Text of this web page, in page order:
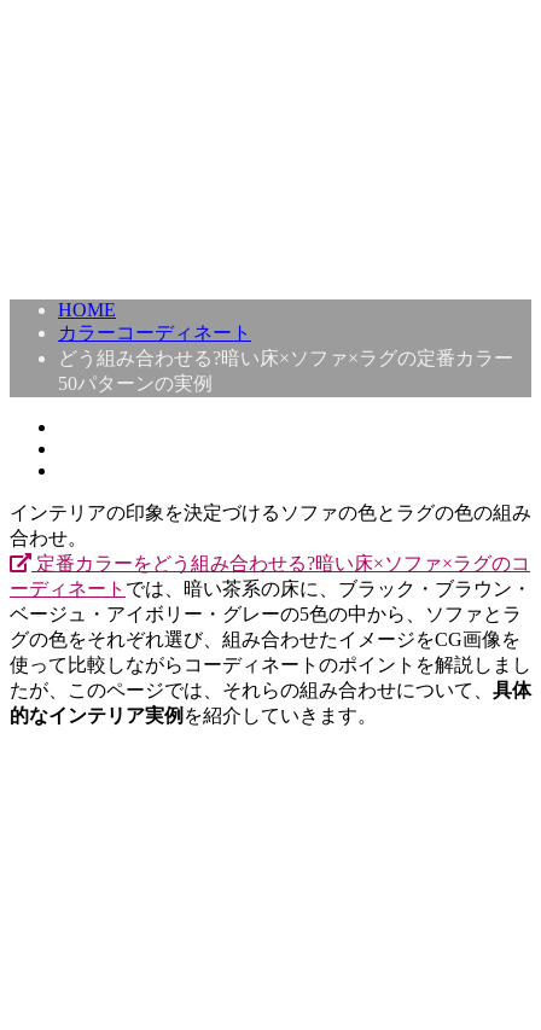
HOME
カラーコーディネート
どう組み合わせる?暗い床×ソファ×ラグの定番カラー
50パターンの実例
インテリアの印象を決定づけるソファの色とラグの色の組み
合わせ。
定番カラーをどう組み合わせる?暗い床×ソファ×ラグのコ
ーディネート では、暗い茶系の床に、ブラック・ブラウン・
ベージュ・アイボリー・グレーの5色の中から、ソファとラ
グの色をそれぞれ選び、組み合わせたイメージをCG画像を
使って比較しながらコーディネートのポイントを解説しまし
たが、このページでは、それらの組み合わせについて、 具体
的なインテリア実例 を紹介していきます。